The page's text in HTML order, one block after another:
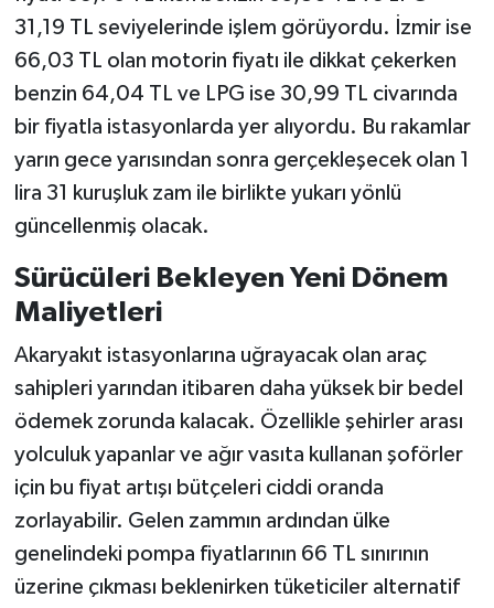
31,19 TL seviyelerinde işlem görüyordu. İzmir ise
66,03 TL olan motorin fiyatı ile dikkat çekerken
benzin 64,04 TL ve LPG ise 30,99 TL civarında
bir fiyatla istasyonlarda yer alıyordu. Bu rakamlar
yarın gece yarısından sonra gerçekleşecek olan 1
lira 31 kuruşluk zam ile birlikte yukarı yönlü
güncellenmiş olacak.
Sürücüleri Bekleyen Yeni Dönem
Maliyetleri
Akaryakıt istasyonlarına uğrayacak olan araç
sahipleri yarından itibaren daha yüksek bir bedel
ödemek zorunda kalacak. Özellikle şehirler arası
yolculuk yapanlar ve ağır vasıta kullanan şoförler
için bu fiyat artışı bütçeleri ciddi oranda
zorlayabilir. Gelen zammın ardından ülke
genelindeki pompa fiyatlarının 66 TL sınırının
üzerine çıkması beklenirken tüketiciler alternatif